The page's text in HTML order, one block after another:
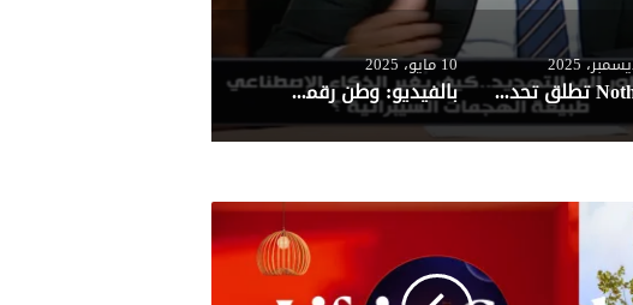
Nothing تطلق تحديث Nothing OS 4.0 المبني على أندرويد 16 لهاتف CMF Phone
10 مايو، 2025
بالفيديو: وطن رقمي يتحدث عن تطور الهجمات السيبرانية باستخدام الذكاء الاصطناعي.. تصريحات حصرية من المهندس محمد شفيق تكشف التفاصيل